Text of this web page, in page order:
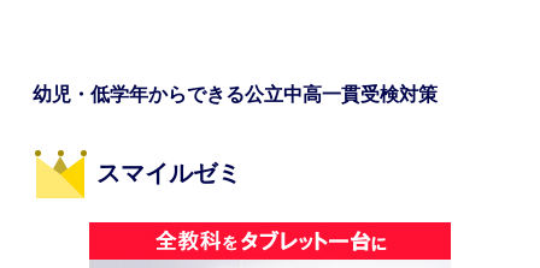
幼児・低学年からできる公立中高一貫受検対策
スマイルゼミ